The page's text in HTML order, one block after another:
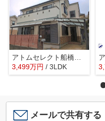
アトムセレクト船橋市旭町1丁目中古戸建て
3,499万円 / 3LDK
メールで共有する